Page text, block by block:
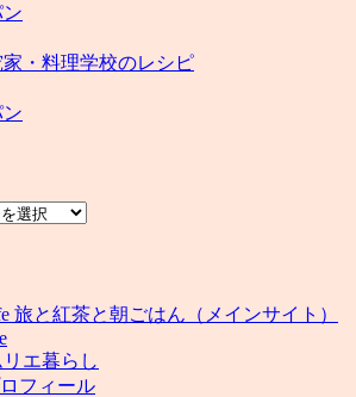
・料理学校のレシピ
旅と紅茶と朝ごはん（メインサイト）
エ暮らし
フィール